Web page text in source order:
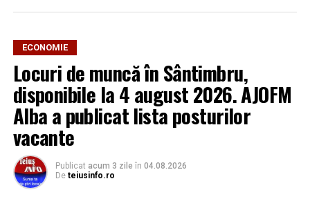
ECONOMIE
Locuri de muncă în Sântimbru,
disponibile la 4 august 2026. AJOFM
Alba a publicat lista posturilor
vacante
Publicat acum 3 zile în 04.08.2026
De teiusinfo.ro